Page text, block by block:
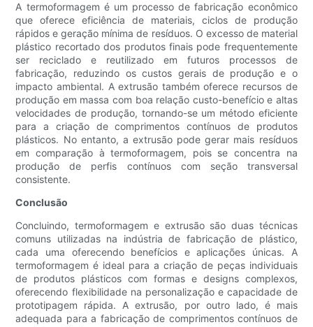
A termoformagem é um processo de fabricação econômico
que oferece eficiência de materiais, ciclos de produção
rápidos e geração mínima de resíduos. O excesso de material
plástico recortado dos produtos finais pode frequentemente
ser reciclado e reutilizado em futuros processos de
fabricação, reduzindo os custos gerais de produção e o
impacto ambiental. A extrusão também oferece recursos de
produção em massa com boa relação custo-benefício e altas
velocidades de produção, tornando-se um método eficiente
para a criação de comprimentos contínuos de produtos
plásticos. No entanto, a extrusão pode gerar mais resíduos
em comparação à termoformagem, pois se concentra na
produção de perfis contínuos com seção transversal
consistente.
Conclusão
Concluindo, termoformagem e extrusão são duas técnicas
comuns utilizadas na indústria de fabricação de plástico,
cada uma oferecendo benefícios e aplicações únicas. A
termoformagem é ideal para a criação de peças individuais
de produtos plásticos com formas e designs complexos,
oferecendo flexibilidade na personalização e capacidade de
prototipagem rápida. A extrusão, por outro lado, é mais
adequada para a fabricação de comprimentos contínuos de